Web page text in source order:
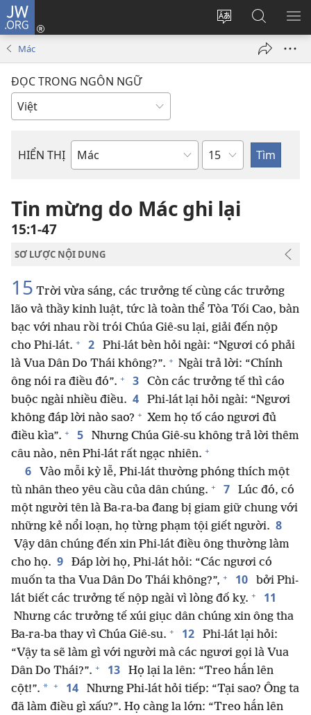
JW.ORG
Thay
Đăng
nhập
Tìm
kiếm
JW.ORG
Mác
ĐỌC TRONG NGÔN NGỮ
HIỂN THỊ
Sách
Kinh
Thánh
Chương
Tin mừng do Mác ghi lại
15:1-47
SƠ LƯỢC NỘI DUNG
15 Trời vừa sáng, các trưởng tế cùng các trưởng
lão và thầy kinh luật, tức là toàn thể Tòa Tối Cao, bàn
bạc với nhau rồi trói Chúa Giê-su lại, giải đến nộp
cho Phi-lát. + 2
Phi-lát bèn hỏi ngài: “Ngươi có phải
là Vua Dân Do Thái không?”. + Ngài trả lời: “Chính
ông nói ra điều đó”. + 3
Còn các trưởng tế thì cáo
buộc ngài nhiều điều. 4
Phi-lát lại hỏi ngài: “Ngươi
không đáp lời nào sao? + Xem họ tố cáo ngươi đủ
điều kìa”. + 5
Nhưng Chúa Giê-su không trả lời thêm
câu nào, nên Phi-lát rất ngạc nhiên. +
6
Vào mỗi kỳ lễ, Phi-lát thường phóng thích một
tù nhân theo yêu cầu của dân chúng. + 7
Lúc đó, có
một người tên là Ba-ra-ba đang bị giam giữ chung với
những kẻ nổi loạn, họ từng phạm tội giết người. 8
Vậy dân chúng đến xin Phi-lát điều ông thường làm
cho họ. 9
Đáp lời họ, Phi-lát hỏi: “Các ngươi có
muốn ta tha Vua Dân Do Thái không?”, + 10
bởi Phi-
lát biết các trưởng tế nộp ngài vì lòng đố kỵ. + 11
Nhưng các trưởng tế xúi giục dân chúng xin ông tha
Ba-ra-ba thay vì Chúa Giê-su. + 12
Phi-lát lại hỏi:
“Vậy ta sẽ làm gì với người mà các ngươi gọi là Vua
Dân Do Thái?”. + 13
Họ lại la lên: “Treo hắn lên
cột!”. * + 14
Nhưng Phi-lát hỏi tiếp: “Tại sao? Ông ta
đã làm điều gì xấu?”. Họ càng la lớn: “Treo hắn lên